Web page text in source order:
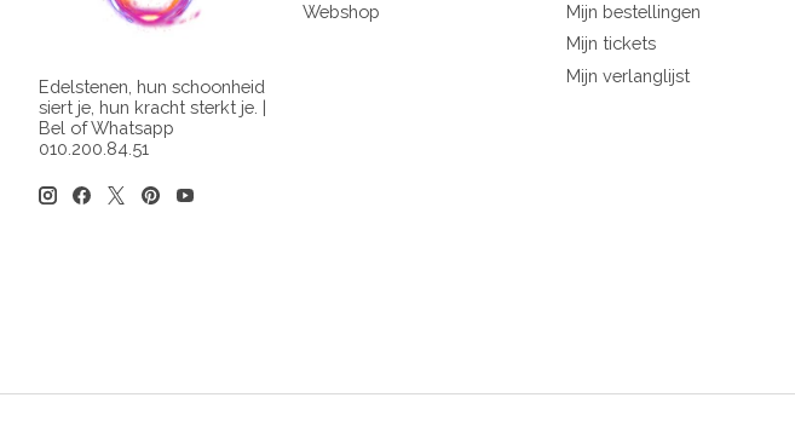
Edelstenen, hun schoonheid
siert je, hun kracht sterkt je. |
Bel of Whatsapp
010.200.84.51
Webshop
Mijn bestellingen
Mijn tickets
Mijn verlanglijst